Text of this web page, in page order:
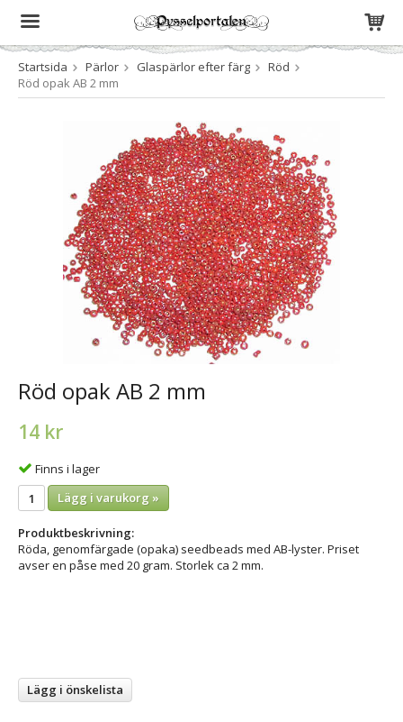
Produkten har blivit tillagd i varukorgen
Startsida Pärlor Glaspärlor efter färg
Röd
Röd opak AB 2 mm
Röd opak AB 2 mm
14 kr
Finns i lager
Lägg i varukorg »
Produktbeskrivning:
Röda, genomfärgade (opaka) seedbeads med AB-lyster. Priset
avser en påse med 20 gram. Storlek ca 2 mm.
Lägg i önskelista